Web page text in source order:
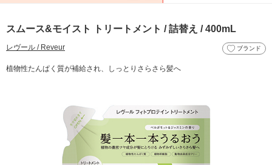
スムース&モイスト トリートメント / 詰替え / 400mL
レヴール / Reveur ブランド
植物性たんぱく質が補給され、しっとりさらさら髪へ